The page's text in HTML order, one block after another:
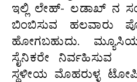
ಇಲ್ಲಿ ಲೇಹ್- ಲಡಾಖ್ ನ
ಬಿಂಬಿಸುವ ಹಲವಾರು
ಹೋಗಬಹುದು.
ಸೈನಿಕರೇ
ಸ್ಥಳೀಯ ಮೊಹರುಳ್ಳ